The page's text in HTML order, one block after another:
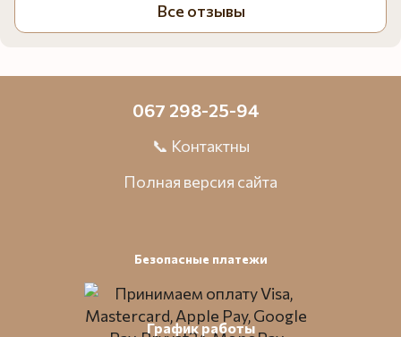
Все отзывы
067 298-25-94
📞 Контактны
Полная версия сайта
Безопасные платежи
График работы